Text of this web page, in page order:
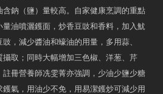
鈉（鹽）量較高。自家健康烹調的重點
油噴灑鑊面，炒香豆豉和香料，加入魷
，減少醬油和蠔油的用量，多用蒜、
取；同時大幅增加三色椒、洋葱、芹
冊營養師冼雯菁亦強調，少油少鹽少糖
氣，用油少不免，用易潔鑊炒可減少用